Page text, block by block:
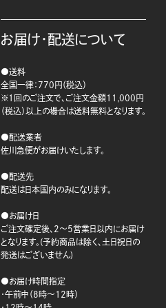
お届け・配送について
●送料
全国一律：770円（税込）
※1回のご注文で、ご注文金額11,000円
（税込）以上の場合は送料無料となります。
●配送業者
佐川急便がお届けいたします。
●配送先
配送は日本国内のみになります。
●お届け日
ご注文確定後、2～5営業日以内にお届け
となります。(予約商品は除く、土日祝日の
発送はございません)
●お届け時間指定
・午前中（8時～12時）